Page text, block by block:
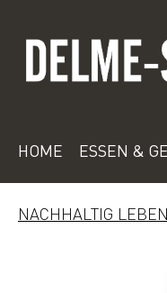
HOME ESSEN &
NACHHALTIG LEBEN
Bildergalerie